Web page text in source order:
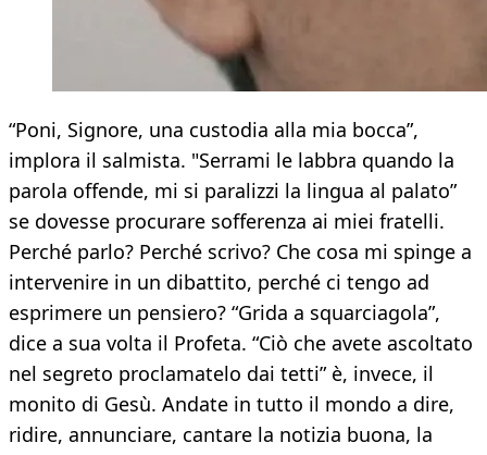
“Poni, Signore, una custodia alla mia bocca”,
implora il salmista. "Serrami le labbra quando la
parola offende, mi si paralizzi la lingua al palato”
se dovesse procurare sofferenza ai miei fratelli.
Perché parlo? Perché scrivo? Che cosa mi spinge a
intervenire in un dibattito, perché ci tengo ad
esprimere un pensiero? “Grida a squarciagola”,
dice a sua volta il Profeta. “Ciò che avete ascoltato
nel segreto proclamatelo dai tetti” è, invece, il
monito di Gesù. Andate in tutto il mondo a dire,
ridire, annunciare, cantare la notizia buona, la